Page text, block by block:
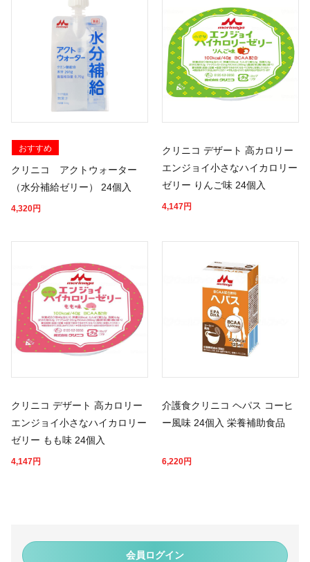
会員ログイン
おすすめ
クリニコ アクトウォーター
（水分補給ゼリー） 24個入
4,320円
クリニコ デザート 高カロリー
エンジョイ小さなハイカロリー
ゼリー りんご味 24個入
4,147円
クリニコ デザート 高カロリー
エンジョイ小さなハイカロリー
ゼリー もも味 24個入
4,147円
介護食クリニコ ヘパス コーヒ
ー風味 24個入 栄養補助食品
6,220円